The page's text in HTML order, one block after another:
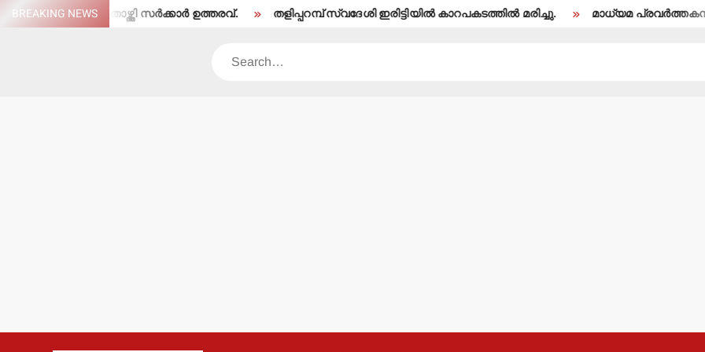
SkipBREAKING NEWS
പേരെ തരംതാഴ്ത്തി സര്‍ക്കാര്‍ ഉത്തരവ്. തളിപ്പറമ്പ് സ്വദേശി ഇരിട്ടിയില്‍ കാറപകടത്തില്‍ മരിച്ചു. മാധ്യമ പ്രവര്‍ത്തകന്‍
Search